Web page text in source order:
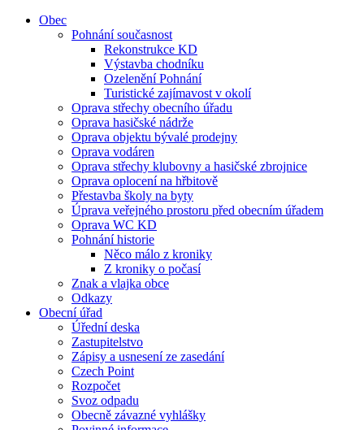
Obec
Pohnání současnost
Rekonstrukce KD
Výstavba chodníku
Ozelenění Pohnání
Turistické zajímavost v okolí
Oprava střechy obecního úřadu
Oprava hasičské nádrže
Oprava objektu bývalé prodejny
Oprava vodáren
Oprava střechy klubovny a hasičské zbrojnice
Oprava oplocení na hřbitově
Přestavba školy na byty
Úprava veřejného prostoru před obecním úřadem
Oprava WC KD
Pohnání historie
Něco málo z kroniky
Z kroniky o počasí
Znak a vlajka obce
Odkazy
Obecní úřad
Úřední deska
Zastupitelstvo
Zápisy a usnesení ze zasedání
Czech Point
Rozpočet
Svoz odpadu
Obecně závazné vyhlášky